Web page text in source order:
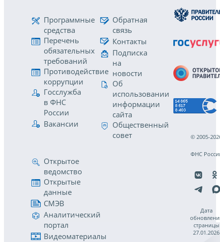
Программные
средства
Перечень
обязательных
требований
Противодействие
коррупции
Госслужба
в ФНС
России
Вакансии
Обратная
связь
Контакты
Подписка
на
новости
Об
использовании
информации
сайта
Общественный
совет
Открытое
ведомство
Открытые
данные
СМЭВ
Аналитический
портал
Видеоматериалы
© 2005-
ФНС
Дата
страницы
27.01.2026